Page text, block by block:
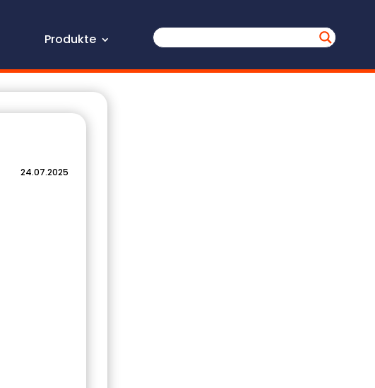
Produkte
24.07.2025